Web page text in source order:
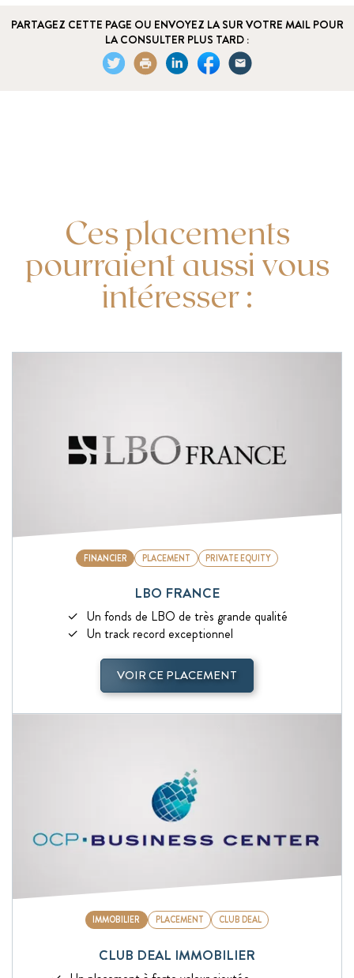
PARTAGEZ CETTE PAGE OU ENVOYEZ LA SUR VOTRE MAIL POUR
LA CONSULTER PLUS TARD :
Ces placements
pourraient aussi vous
intéresser :
PLACEMENT PRIVATE EQUITY
FINANCIER
LBO FRANCE
Un fonds de LBO de très grande qualité
Un track record exceptionnel
VOIR CE PLACEMENT
PLACEMENT CLUB DEAL
IMMOBILIER
CLUB DEAL IMMOBILIER